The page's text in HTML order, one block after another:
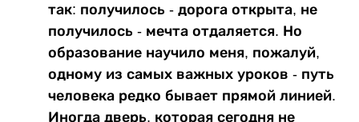
так: получилось - дорога открыта, не
получилось - мечта отдаляется. Но
образование научило меня, пожалуй,
одному из самых важных уроков - путь
человека редко бывает прямой линией.
Иногда дверь, которая сегодня не